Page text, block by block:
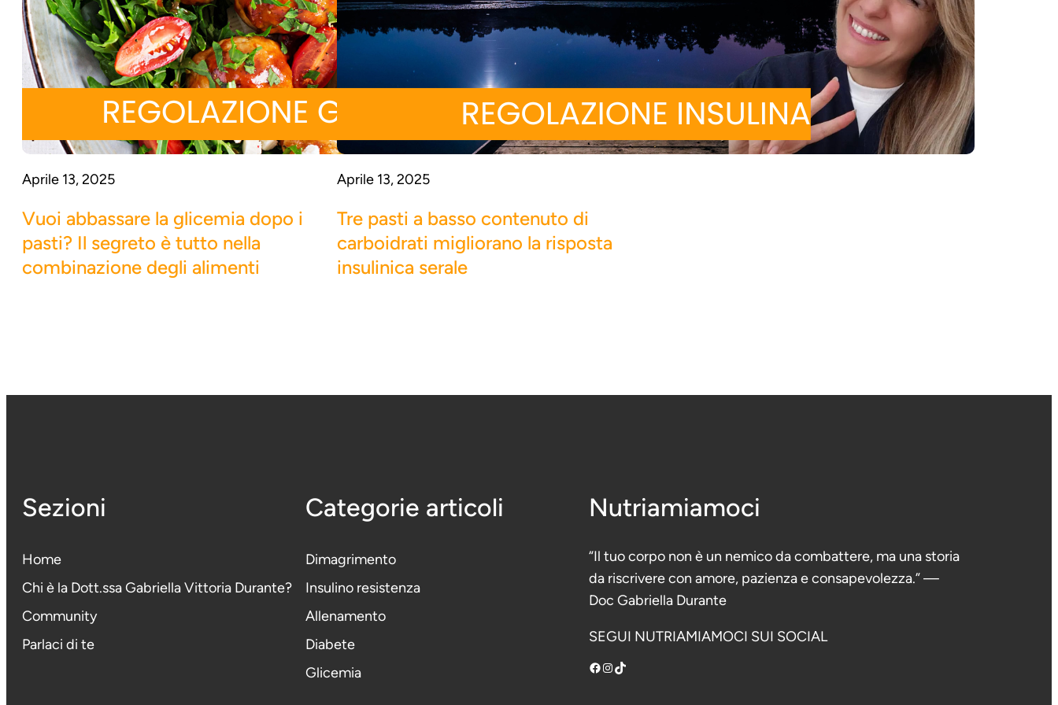
Aprile 13, 2025
Vuoi abbassare la glicemia dopo i
pasti? Il segreto è tutto nella
combinazione degli alimenti
Aprile 13, 2025
Tre pasti a basso contenuto di
carboidrati migliorano la risposta
insulinica serale
Sezioni
Home
Chi è la Dott.ssa Gabriella Vittoria Durante?
Community
Parlaci di te
Categorie articoli
Dimagrimento
Insulino resistenza
Allenamento
Diabete
Glicemia
Nutriamiamoci
“Il tuo corpo non è un nemico da combattere, ma una storia
da riscrivere con amore, pazienza e consapevolezza.” —
Doc Gabriella Durante
SEGUI NUTRIAMIAMOCI SUI SOCIAL
Facebook InstagramTikTok